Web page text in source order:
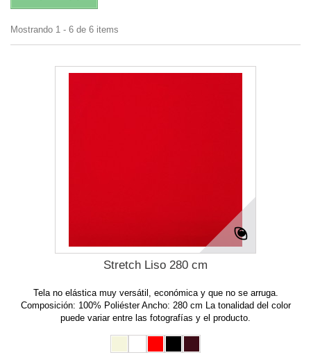
Mostrando 1 - 6 de 6 items
Stretch Liso 280 cm
Tela no elástica muy versátil, económica y que no se arruga.
Composición: 100% Poliéster Ancho: 280 cm La tonalidad del color
puede variar entre las fotografías y el producto.